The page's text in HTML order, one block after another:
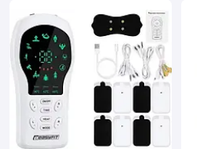
запити з будь-
Viber – 068-
https://t.me/